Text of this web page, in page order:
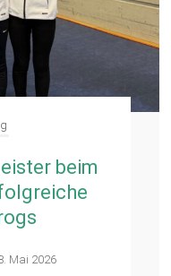
beim
Mai 2026